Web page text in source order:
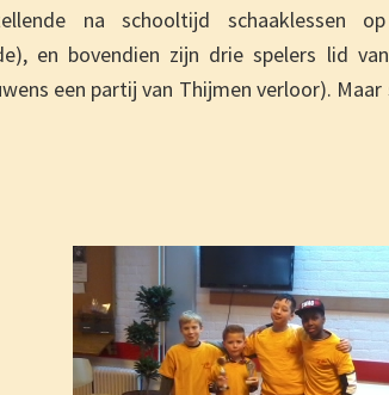
na schooltijd schaaklessen
en bovendien zijn drie spelers lid
een partij van Thijmen verloor).